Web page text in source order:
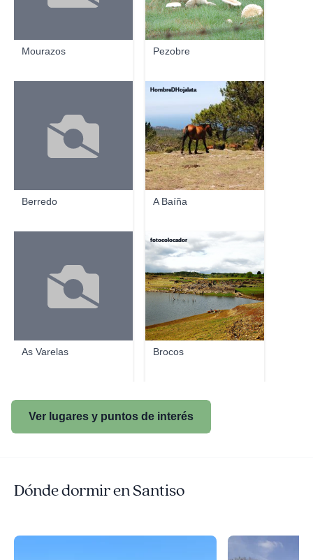
Mourazos Pezobre
Berredo A Baíña
HombreDHojalata
As Varelas Brocos
fotocolocador
Ver lugares y puntos de interés
Dónde dormir en Santiso